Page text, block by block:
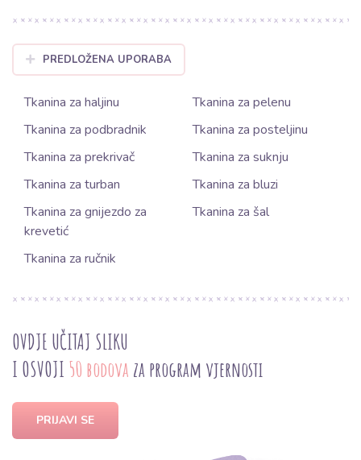
PREDLOŽENA UPORABA
Tkanina za haljinu
Tkanina za pelenu
Tkanina za podbradnik
Tkanina za posteljinu
Tkanina za prekrivač
Tkanina za suknju
Tkanina za turban
Tkanina za bluzi
Tkanina za gnijezdo za
krevetić
Tkanina za šal
Tkanina za ručnik
OVDJE UČITAJ SLIKU
I OSVOJI 50 bodova za program vjernosti
PRIJAVI SE